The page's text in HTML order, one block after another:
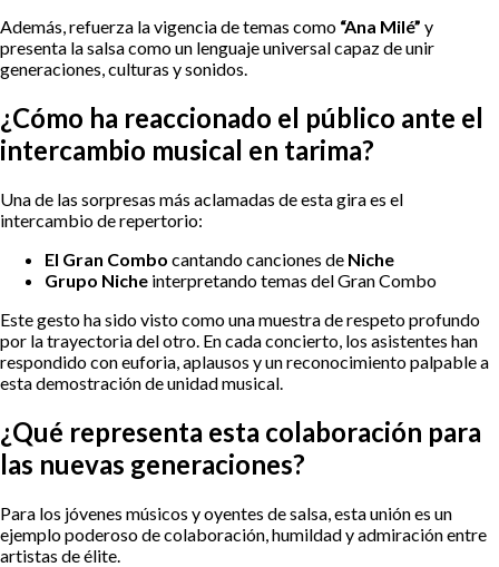
Además, refuerza la vigencia de temas como “Ana Milé” y
presenta la salsa como un lenguaje universal capaz de unir
generaciones, culturas y sonidos.
¿Cómo ha reaccionado el público ante el
intercambio musical en tarima?
Una de las sorpresas más aclamadas de esta gira es el
intercambio de repertorio:
El Gran Combo cantando canciones de Niche
Grupo Niche interpretando temas del Gran Combo
Este gesto ha sido visto como una muestra de respeto profundo
por la trayectoria del otro. En cada concierto, los asistentes han
respondido con euforia, aplausos y un reconocimiento palpable a
esta demostración de unidad musical.
¿Qué representa esta colaboración para
las nuevas generaciones?
Para los jóvenes músicos y oyentes de salsa, esta unión es un
ejemplo poderoso de colaboración, humildad y admiración entre
artistas de élite.